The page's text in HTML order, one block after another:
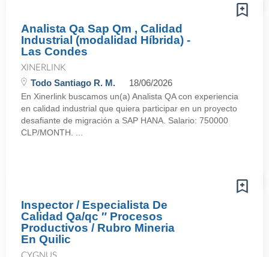
Analista Qa Sap Qm , Calidad
Industrial (modalidad Híbrida) -
Las Condes
XINERLINK
Todo Santiago R. M. 18/06/2026
En Xinerlink buscamos un(a) Analista QA con experiencia
en calidad industrial que quiera participar en un proyecto
desafiante de migración a SAP HANA. Salario: 750000
CLP/MONTH. ...
Inspector / Especialista De
Calidad Qa/qc ″ Procesos
Productivos / Rubro Mineria
En Quilic